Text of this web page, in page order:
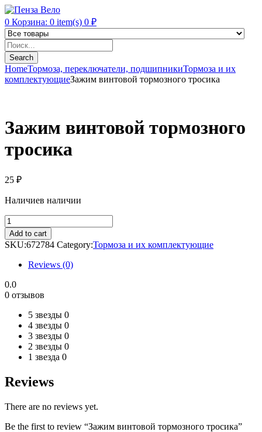
0 Корзина: 0 item(s) 0 ₽
Products
search
Search
HomeТормоза, переключатели, подшипникиТормоза и их
комплектующиеЗажим винтовой тормозного тросика
Зажим винтовой тормозного
тросика
25 ₽
Наличиев наличии
Зажим
винтовой
тормозного
тросика
quantity
Add to cart
SKU:672784 Category:Тормоза и их комплектующие
Reviews (0)
0.0
0 отзывов
5 звезды 0
4 звезды 0
3 звезды 0
2 звезды 0
1 звезда 0
Reviews
There are no reviews yet.
Be the first to review “Зажим винтовой тормозного тросика”